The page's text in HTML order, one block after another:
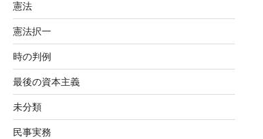
憲法
憲法択一
時の判例
最後の資本主義
未分類
民事実務